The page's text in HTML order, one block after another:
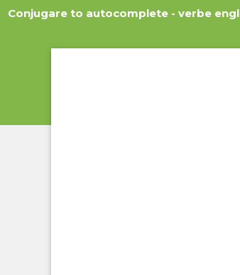
Conjugare to autocomplete - verbe